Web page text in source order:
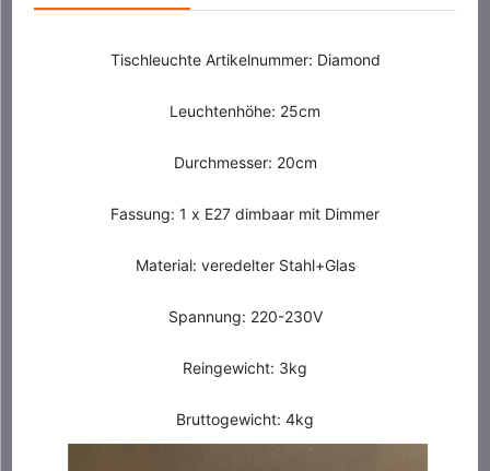
Tischleuchte Artikelnummer: Diamond
Leuchtenhöhe: 25cm
Durchmesser: 20cm
Fassung: 1 x E27 dimbaar mit Dimmer
Material: veredelter Stahl+Glas
Spannung: 220-230V
Reingewicht: 3kg
Bruttogewicht: 4kg